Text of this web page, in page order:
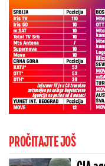
PROČITAJTE JOŠ